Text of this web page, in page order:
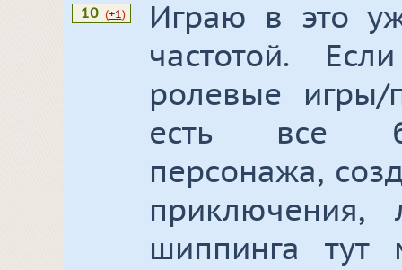
10 (+1)
Играю в это
частотой.
ролевые игры/
есть все
персонажа,
приключения,
шиппинга тут